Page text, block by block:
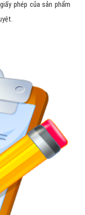
phép của sản phẩm